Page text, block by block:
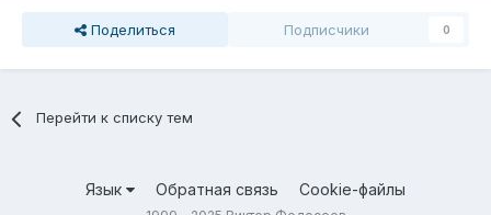
Поделиться Подписчики 0
Перейти к списку тем
Язык Обратная связь Cookie-файлы